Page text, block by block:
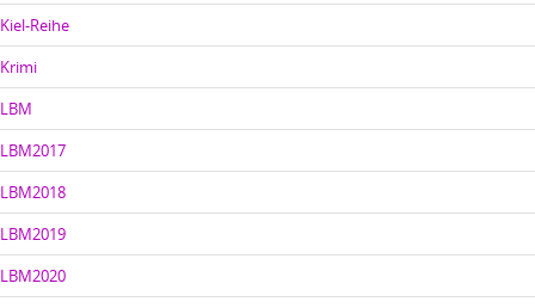
Kiel-Reihe
Krimi
LBM
LBM2017
LBM2018
LBM2019
LBM2020